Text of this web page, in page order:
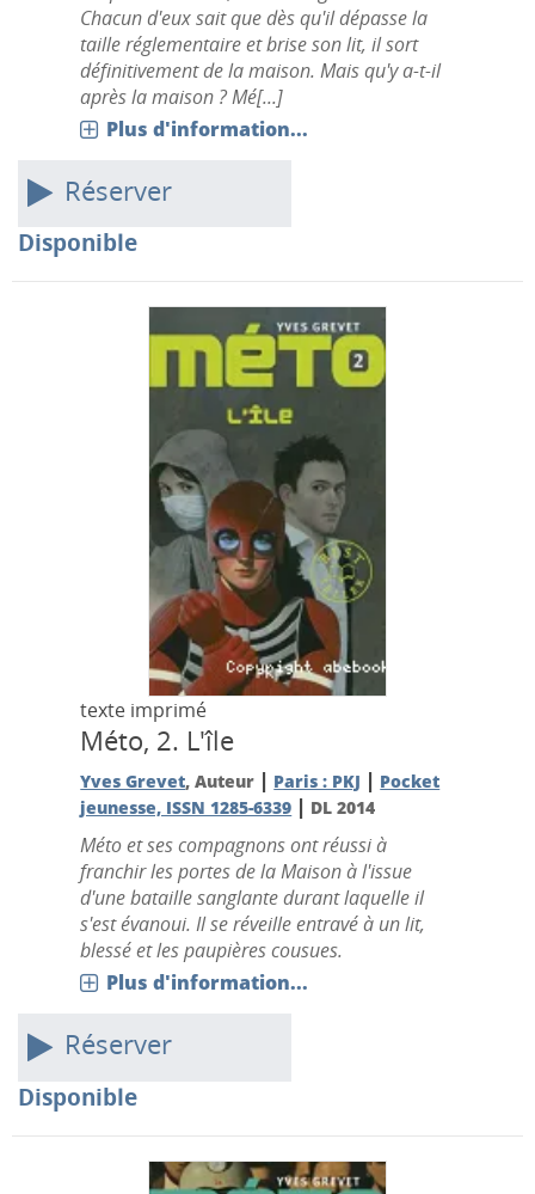
Chacun d'eux sait que dès qu'il dépasse la
taille réglementaire et brise son lit, il sort
définitivement de la maison. Mais qu'y a-t-il
après la maison ? Mé[...]
Plus d'information...
Réserver
Disponible
texte imprimé
Méto, 2. L'île
Yves Grevet, Auteur | Paris : PKJ | Pocket
jeunesse, ISSN 1285-6339 | DL 2014
Méto et ses compagnons ont réussi à
franchir les portes de la Maison à l'issue
d'une bataille sanglante durant laquelle il
s'est évanoui. Il se réveille entravé à un lit,
blessé et les paupières cousues.
Plus d'information...
Réserver
Disponible